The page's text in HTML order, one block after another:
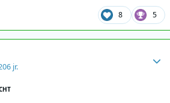
8 5
6 jr.